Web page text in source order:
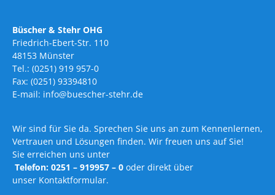
Büscher & Stehr OHG
Friedrich-Ebert-Str. 110
48153 Münster
Tel.: (0251) 919 957-0
Fax: (0251) 93394810
E-mail: info@buescher-stehr.de
Wir sind für Sie da. Sprechen Sie uns an zum Kennenlernen,
Vertrauen und Lösungen finden. Wir freuen uns auf Sie!
Sie erreichen uns unter
Telefon: 0251 – 919957 – 0 oder direkt über
unser Kontaktformular.